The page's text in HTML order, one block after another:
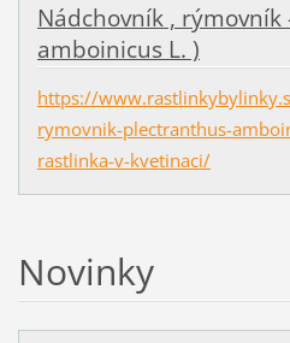
Nádchovník ,
amboinicus L. )
https://
rymovnik-plectranthus-
rastlinka-v-kvetinaci/
Novinky